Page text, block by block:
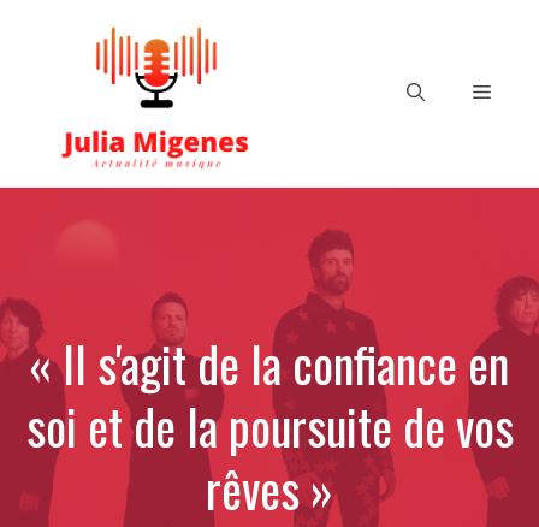
Menu
« Il s'agit de la confiance en
soi et de la poursuite de vos
rêves »